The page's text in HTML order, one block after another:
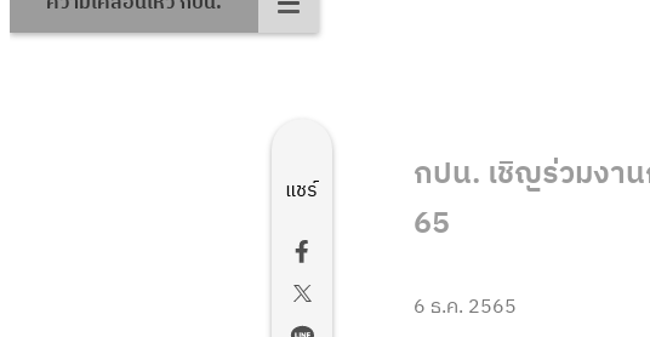
แชร์
กปน. เชิญร่วมงา
65
6 ธ.ค. 2565